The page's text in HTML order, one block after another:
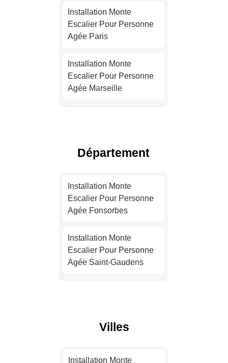
Installation Monte
Escalier Pour Personne
Agée Paris
Installation Monte
Escalier Pour Personne
Agée Marseille
Installation Monte
Département
Installation Monte
Escalier Pour Personne
Agée Fonsorbes
Installation Monte
Escalier Pour Personne
Agée Saint-Gaudens
Villes
Installation Monte